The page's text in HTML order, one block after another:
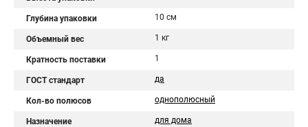
Глубина упаковки 10 см
Объемный вес 1 кг
Кратность поставки 1
ГОСТ стандарт да
Кол-во полюсов однополюсный
Назначение для дома